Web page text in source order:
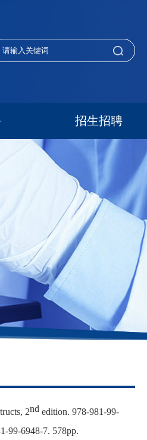
招生招聘
2ndedition. 978-981-99-
99-6948-7. 578pp.